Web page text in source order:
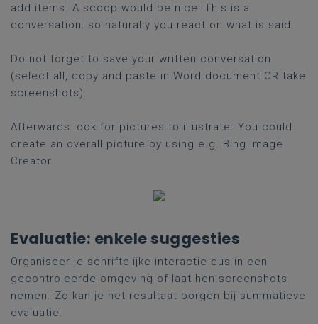
add items. A scoop would be nice! This is a
conversation: so naturally you react on what is said.
Do not forget to save your written conversation
(select all, copy and paste in Word document OR take
screenshots).
Afterwards look for pictures to illustrate. You could
create an overall picture by using e.g. Bing Image
Creator
Evaluatie: enkele suggesties
Organiseer je schriftelijke interactie dus in een
gecontroleerde omgeving of laat hen screenshots
nemen. Zo kan je het resultaat borgen bij summatieve
evaluatie.